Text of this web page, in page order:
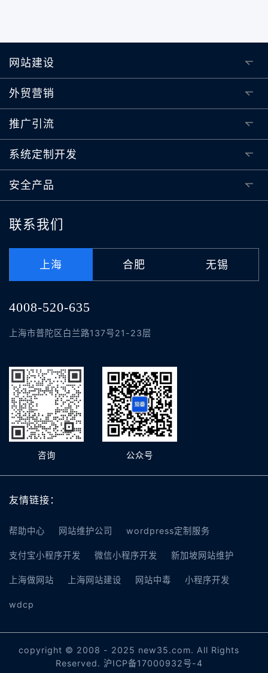
网站建设
外贸营销
推广引流
系统定制开发
安全产品
联系我们
上海 合肥 无锡
4008-520-635
上海市普陀区白兰路137号21-23层
咨询 公众号
友情链接：
帮助中心 网站维护公司 wordpress定制服务
支付宝小程序开发 微信小程序开发 新加坡网站维护
上海做网站 上海网站建设 网站中毒 小程序开发
wdcp
copyright © 2008 - 2025 new35.com. All Rights
Reserved. 沪ICP备17000932号-4